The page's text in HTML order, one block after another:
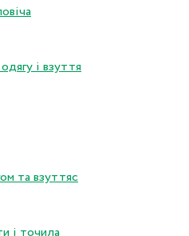
і взуття
та взуттяс